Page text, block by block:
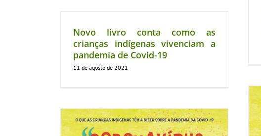
Novo livro conta como as
crianças indígenas vivenciam a
pandemia de Covid-19
11 de agosto de 2021